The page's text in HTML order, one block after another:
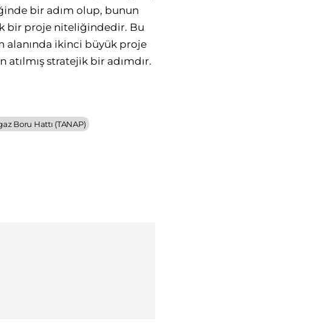
bir adım olup, bunun
bir proje niteliğindedir. Bu
alanında ikinci büyük proje
atılmış stratejik bir adımdır.
Boru Hattı (TANAP)